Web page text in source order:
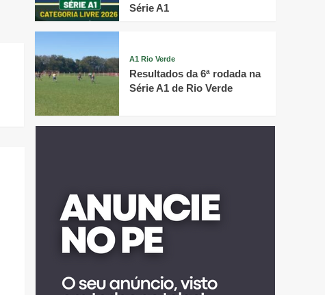
Série A1
A1 Rio Verde
Resultados da 6ª rodada na
Série A1 de Rio Verde